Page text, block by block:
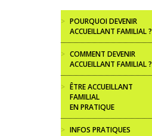
> POURQUOI DEVENIR
ACCUEILLANT FAMILIAL ?
> COMMENT DEVENIR
ACCUEILLANT FAMILIAL ?
> ÊTRE ACCUEILLANT
FAMILIAL
EN PRATIQUE
> INFOS PRATIQUES